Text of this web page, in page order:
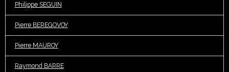
Philippe SEGUIN
Pierre BEREGOVOY
Pierre MAUROY
Raymond BARRE